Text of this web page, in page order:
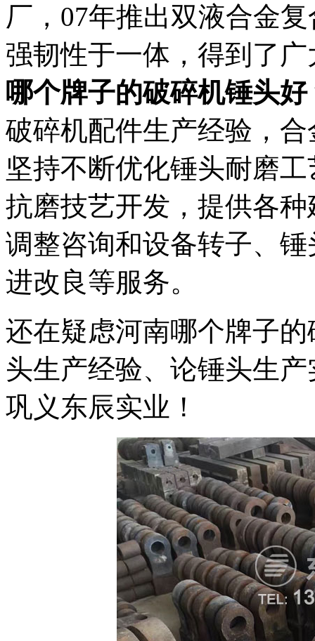
厂，07年推出双液合金
强韧性于一体，得到了
哪个牌子的破碎机锤头好
破碎机配件生产经验，
坚持不断优化锤头耐磨
抗磨技艺开发，提供各
调整咨询和设备转子、
进改良等服务。
还在疑虑河南哪个牌子
头生产经验、论锤头生
巩义东辰实业！